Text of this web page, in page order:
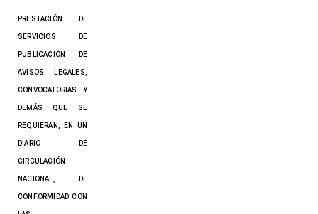
PRESTACIÓN DE
SERVICIOS DE
PUBLICACIÓN DE
AVISOS LEGALES,
CONVOCATORIAS Y
DEMÁS QUE SE
REQUIERAN, EN UN
DIARIO DE
CIRCULACIÓN
NACIONAL, DE
CONFORMIDAD CON